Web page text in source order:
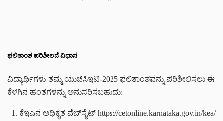
ಫಲಿತಾಂಶ ಪರಿಶೀಲನೆ ವಿಧಾನ
ವಿದ್ಯಾರ್ಥಿಗಳು ತಮ್ಮ ಯುಜಿಸಿಇಟಿ-2025 ಫಲಿತಾಂಶವನ್ನು ಪರಿಶೀಲಿಸಲು ಈ
ಕೆಳಗಿನ ಹಂತಗಳನ್ನು ಅನುಸರಿಸಬಹುದು:
ಕೆಇಎನ ಅಧಿಕೃತ ವೆಬ್‌ಸೈಟ್‌ https://cetonline.karnataka.gov.in/kea/